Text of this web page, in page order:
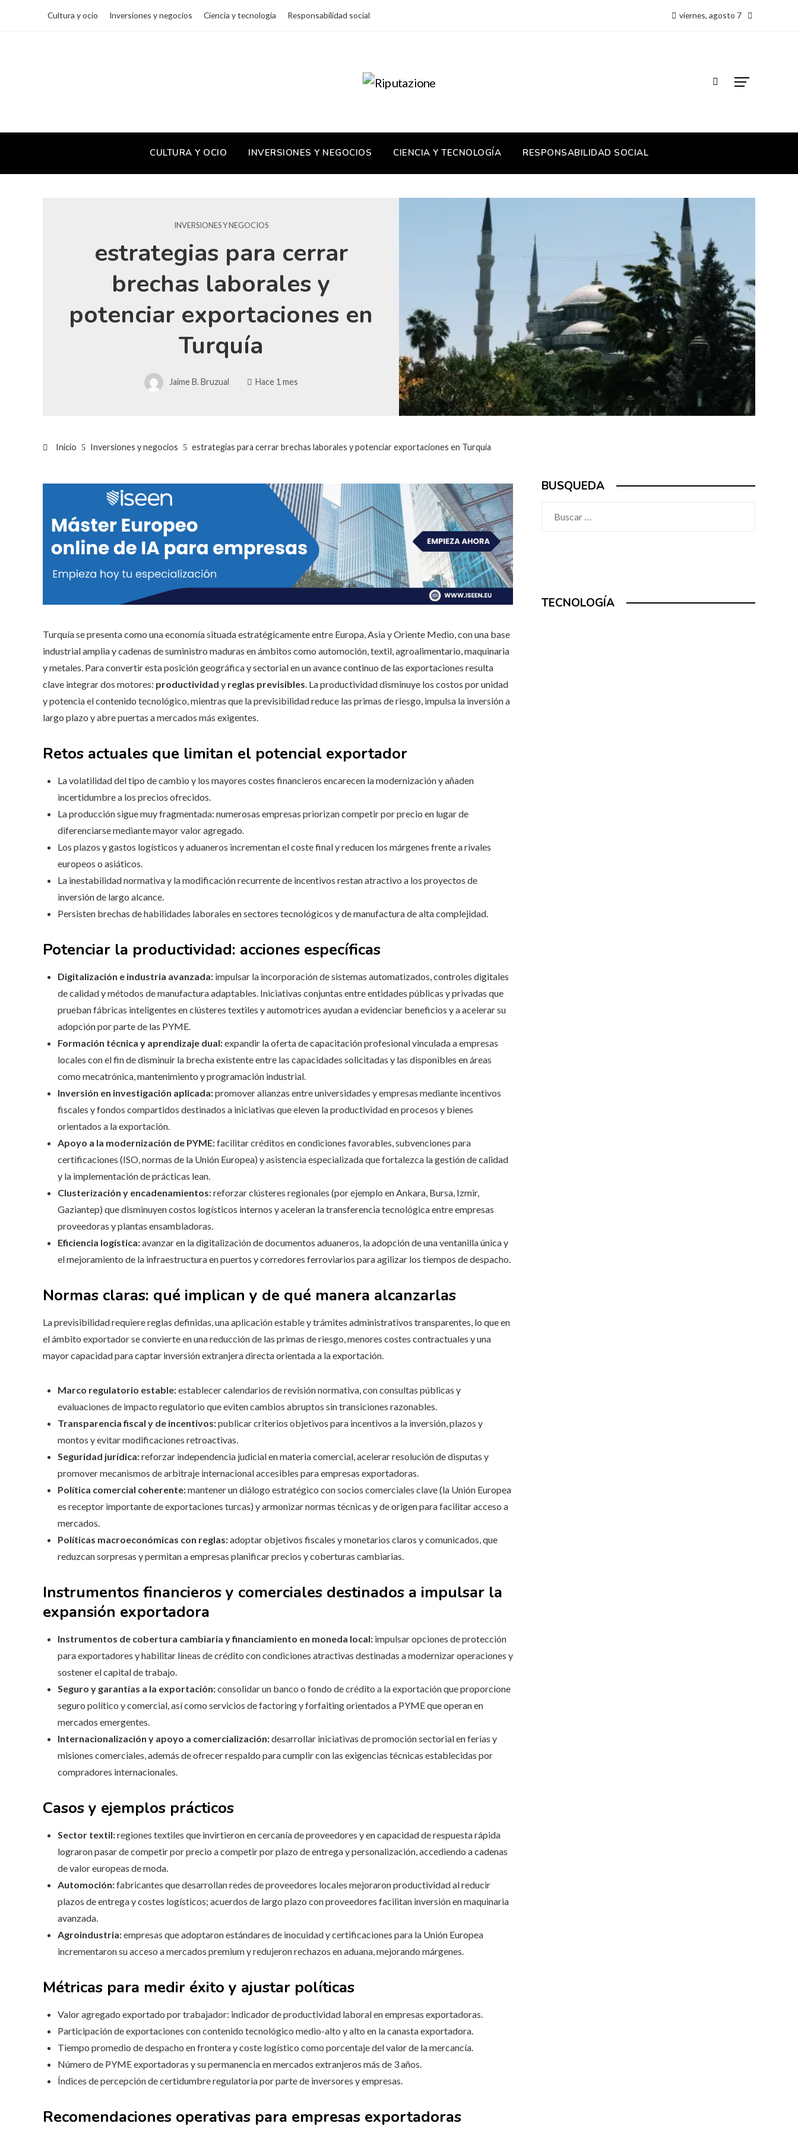
Cultura y ocio Inversiones y negocios Ciencia y tecnología Responsabilidad social viernes, agosto 7
CULTURA Y OCIO INVERSIONES Y NEGOCIOS CIENCIA Y TECNOLOGÍA RESPONSABILIDAD SOCIAL
INVERSIONES Y NEGOCIOS
estrategias para cerrar
brechas laborales y
potenciar exportaciones en
Turquía
Jaime B. Bruzual Hace 1 mes
Inicio Inversiones y negocios estrategias para cerrar brechas laborales y potenciar exportaciones en Turquía
Turquía se presenta como una economía situada estratégicamente entre Europa, Asia y Oriente Medio, con una base
industrial amplia y cadenas de suministro maduras en ámbitos como automoción, textil, agroalimentario, maquinaria
y metales. Para convertir esta posición geográfica y sectorial en un avance continuo de las exportaciones resulta
clave integrar dos motores: productividad y reglas previsibles. La productividad disminuye los costos por unidad
y potencia el contenido tecnológico, mientras que la previsibilidad reduce las primas de riesgo, impulsa la inversión a
largo plazo y abre puertas a mercados más exigentes.
Retos actuales que limitan el potencial exportador
La volatilidad del tipo de cambio y los mayores costes financieros encarecen la modernización y añaden
incertidumbre a los precios ofrecidos.
La producción sigue muy fragmentada: numerosas empresas priorizan competir por precio en lugar de
diferenciarse mediante mayor valor agregado.
Los plazos y gastos logísticos y aduaneros incrementan el coste final y reducen los márgenes frente a rivales
europeos o asiáticos.
La inestabilidad normativa y la modificación recurrente de incentivos restan atractivo a los proyectos de
inversión de largo alcance.
Persisten brechas de habilidades laborales en sectores tecnológicos y de manufactura de alta complejidad.
Potenciar la productividad: acciones específicas
Digitalización e industria avanzada: impulsar la incorporación de sistemas automatizados, controles digitales
de calidad y métodos de manufactura adaptables. Iniciativas conjuntas entre entidades públicas y privadas que
prueban fábricas inteligentes en clústeres textiles y automotrices ayudan a evidenciar beneficios y a acelerar su
adopción por parte de las PYME.
Formación técnica y aprendizaje dual:expandir la oferta de capacitación profesional vinculada a empresas
locales con el fin de disminuir la brecha existente entre las capacidades solicitadas y las disponibles en áreas
como mecatrónica, mantenimiento y programación industrial.
Inversión en investigación aplicada:promover alianzas entre universidades y empresas mediante incentivos
fiscales y fondos compartidos destinados a iniciativas que eleven la productividad en procesos y bienes
orientados a la exportación.
Apoyo a la modernización de PYME:facilitar créditos en condiciones favorables, subvenciones para
certificaciones (ISO, normas de la Unión Europea) y asistencia especializada que fortalezca la gestión de calidad
y la implementación de prácticas lean.
Clusterización y encadenamientos:reforzar clústeres regionales (por ejemplo en Ankara, Bursa, Izmir,
Gaziantep) que disminuyen costos logísticos internos y aceleran la transferencia tecnológica entre empresas
proveedoras y plantas ensambladoras.
Eficiencia logística:avanzar en la digitalización de documentos aduaneros, la adopción de una ventanilla única y
el mejoramiento de la infraestructura en puertos y corredores ferroviarios para agilizar los tiempos de despacho.
Normas claras: qué implican y de qué manera alcanzarlas
La previsibilidad requiere reglas definidas, una aplicación estable y trámites administrativos transparentes, lo que en
el ámbito exportador se convierte en una reducción de las primas de riesgo, menores costes contractuales y una
mayor capacidad para captar inversión extranjera directa orientada a la exportación.
Marco regulatorio estable:establecer calendarios de revisión normativa, con consultas públicas y
evaluaciones de impacto regulatorio que eviten cambios abruptos sin transiciones razonables.
Transparencia fiscal y de incentivos:publicar criterios objetivos para incentivos a la inversión, plazos y
montos y evitar modificaciones retroactivas.
Seguridad jurídica:reforzar independencia judicial en materia comercial, acelerar resolución de disputas y
promover mecanismos de arbitraje internacional accesibles para empresas exportadoras.
Política comercial coherente:mantener un diálogo estratégico con socios comerciales clave (la Unión Europea
es receptor importante de exportaciones turcas) y armonizar normas técnicas y de origen para facilitar acceso a
mercados.
Políticas macroeconómicas con reglas:adoptar objetivos fiscales y monetarios claros y comunicados, que
reduzcan sorpresas y permitan a empresas planificar precios y coberturas cambiarias.
Instrumentos financieros y comerciales destinados a impulsar la
expansión exportadora
Instrumentos de cobertura cambiaria y financiamiento en moneda local: impulsar opciones de protección
para exportadores y habilitar líneas de crédito con condiciones atractivas destinadas a modernizar operaciones y
sostener el capital de trabajo.
Seguro y garantías a la exportación:consolidar un banco o fondo de crédito a la exportación que proporcione
seguro político y comercial, así como servicios de factoring y forfaiting orientados a PYME que operan en
mercados emergentes.
Internacionalización y apoyo a comercialización:desarrollar iniciativas de promoción sectorial en ferias y
misiones comerciales, además de ofrecer respaldo para cumplir con las exigencias técnicas establecidas por
compradores internacionales.
Casos y ejemplos prácticos
Sector textil:regiones textiles que invirtieron en cercanía de proveedores y en capacidad de respuesta rápida
lograron pasar de competir por precio a competir por plazo de entrega y personalización, accediendo a cadenas
de valor europeas de moda.
Automoción:fabricantes que desarrollan redes de proveedores locales mejoraron productividad al reducir
plazos de entrega y costes logísticos; acuerdos de largo plazo con proveedores facilitan inversión en maquinaria
avanzada.
Agroindustria:empresas que adoptaron estándares de inocuidad y certificaciones para la Unión Europea
incrementaron su acceso a mercados premium y redujeron rechazos en aduana, mejorando márgenes.
Métricas para medir éxito y ajustar políticas
Valor agregado exportado por trabajador: indicador de productividad laboral en empresas exportadoras.
Participación de exportaciones con contenido tecnológico medio-alto y alto en la canasta exportadora.
Tiempo promedio de despacho en frontera y coste logístico como porcentaje del valor de la mercancía.
Número de PYME exportadoras y su permanencia en mercados extranjeros más de 3 años.
Índices de percepción de certidumbre regulatoria por parte de inversores y empresas.
Recomendaciones operativas para empresas exportadoras
BUSQUEDA
TECNOLOGÍA